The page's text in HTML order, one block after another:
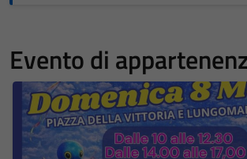
Evento di